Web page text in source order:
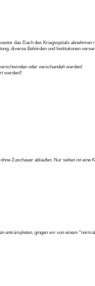
das Dach des Kriegsspitals
diverse Behörden und Institutionen
oder verschandelt werden!
werden!!
Zuschauer ablaufen. Nur selten ist
gingen wir von einem